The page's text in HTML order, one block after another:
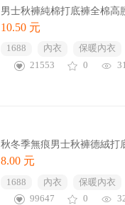
男士秋褲純棉打底褲全棉高
10.50 元
1688 內衣 保暖內衣
21553
0
秋冬季無痕男士秋褲德絨打
8.00 元
1688 內衣 保暖內衣
99647
0